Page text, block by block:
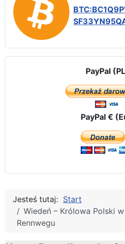
PayPal
PayPal €
Jesteś tutaj: Start
Wiedeń – Królowa Polski
Rennwegu